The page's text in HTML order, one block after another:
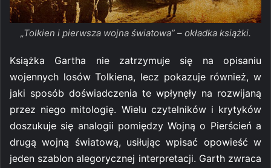
„Tolkien i pierwsza wojna światowa” – okładka książki.
Książka Gartha nie zatrzymuje się na opisaniu
wojennych losów Tolkiena, lecz pokazuje również, w
jaki sposób doświadczenia te wpłynęły na rozwijaną
przez niego mitologię. Wielu czytelników i krytyków
doszukuje się analogii pomiędzy Wojną o Pierścień a
drugą wojną światową, usiłując wpisać opowieść w
jeden szablon alegorycznej interpretacji. Garth zwraca